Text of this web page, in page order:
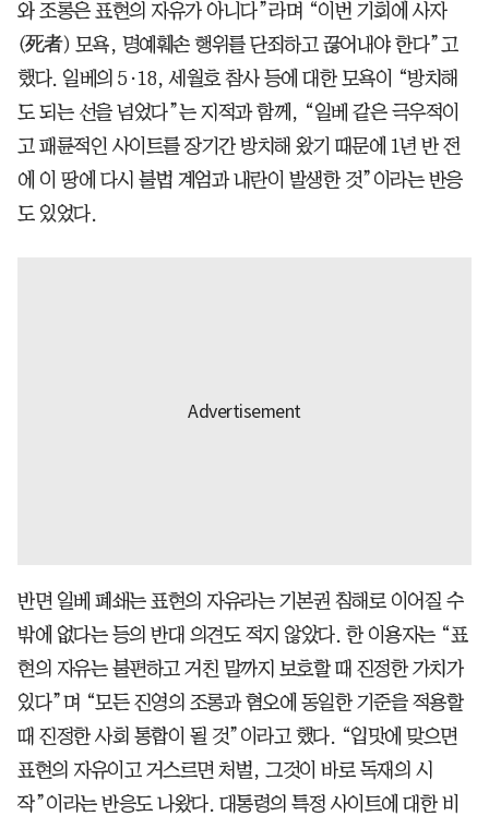
와 조롱은 표현의 자유가 아니다”라며 “이번 기회에 사자
(死者) 모욕, 명예훼손 행위를 단죄하고 끊어내야 한다”고
했다. 일베의 5·18, 세월호 참사 등에 대한 모욕이 “방치해
도 되는 선을 넘었다”는 지적과 함께, “일베 같은 극우적이
고 패륜적인 사이트를 장기간 방치해 왔기 때문에 1년 반 전
에 이 땅에 다시 불법 계엄과 내란이 발생한 것”이라는 반응
도 있었다.
반면 일베 폐쇄는 표현의 자유라는 기본권 침해로 이어질 수
밖에 없다는 등의 반대 의견도 적지 않았다. 한 이용자는 “표
현의 자유는 불편하고 거친 말까지 보호할 때 진정한 가치가
있다”며 “모든 진영의 조롱과 혐오에 동일한 기준을 적용할
때 진정한 사회 통합이 될 것”이라고 했다. “입맛에 맞으면
표현의 자유이고 거스르면 처벌, 그것이 바로 독재의 시
작”이라는 반응도 나왔다. 대통령의 특정 사이트에 대한 비